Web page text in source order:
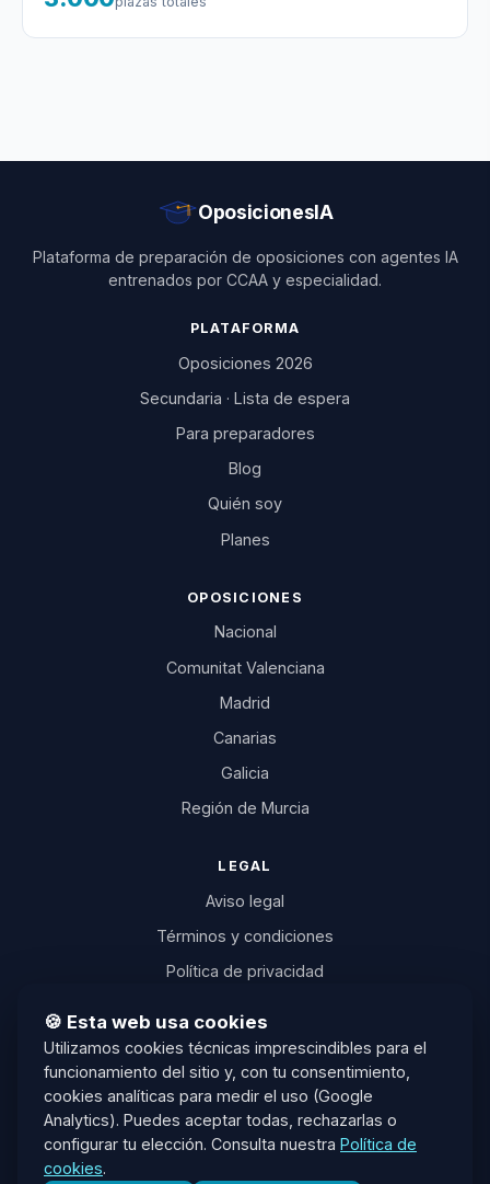
OposicionesIA
Plataforma de preparación de oposiciones con agentes IA
entrenados por CCAA y especialidad.
PLATAFORMA
Oposiciones 2026
Secundaria · Lista de espera
Para preparadores
Blog
Quién soy
Planes
OPOSICIONES
Nacional
Comunitat Valenciana
Madrid
Canarias
Galicia
Región de Murcia
LEGAL
Aviso legal
Términos y condiciones
Política de privacidad
Desistimiento
Transparencia IA
Plataforma ODR (UE)
info@oposicionesia.com
🍪 Esta web usa cookies
Utilizamos cookies técnicas imprescindibles para el
funcionamiento del sitio y, con tu consentimiento,
cookies analíticas para medir el uso (Google
Analytics). Puedes aceptar todas, rechazarlas o
configurar tu elección. Consulta nuestra Política de
cookies.